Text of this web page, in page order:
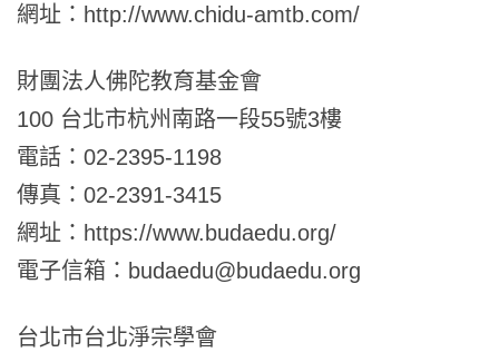
網址：http://www.chidu-amtb.com/
財團法人佛陀教育基金會
100 台北市杭州南路一段55號3樓
電話：02-2395-1198
傳真：02-2391-3415
網址：https://www.budaedu.org/
電子信箱：budaedu@budaedu.org
台北市台北淨宗學會